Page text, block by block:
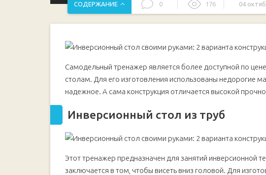
СОДЕРЖАНИЕ 0 176 04
Крепление ног к столу
Инверсионный стол из дерева
Основные этапы работ
Самодельный тренажер является более доступной по
столам. Для его изготовления использованы недорогие
надежное. А сама конструкция отличается высокой
Инверсионный стол из труб
Этот тренажер предназначен для занятий инверсионной
заключается в том, чтобы висеть вниз головой. Для